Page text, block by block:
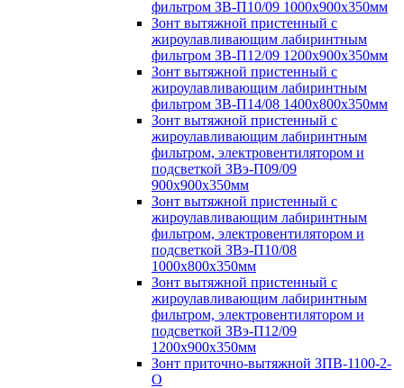
фильтром ЗВ-П10/09 1000х900х350мм
Зонт вытяжной пристенный с
жироулавливающим лабиринтным
фильтром ЗВ-П12/09 1200х900х350мм
Зонт вытяжной пристенный с
жироулавливающим лабиринтным
фильтром ЗВ-П14/08 1400х800х350мм
Зонт вытяжной пристенный с
жироулавливающим лабиринтным
фильтром, электровентилятором и
подсветкой ЗВэ-П09/09
900х900х350мм
Зонт вытяжной пристенный с
жироулавливающим лабиринтным
фильтром, электровентилятором и
подсветкой ЗВэ-П10/08
1000х800х350мм
Зонт вытяжной пристенный с
жироулавливающим лабиринтным
фильтром, электровентилятором и
подсветкой ЗВэ-П12/09
1200х900х350мм
Зонт приточно-вытяжной ЗПВ-1100-2-
О